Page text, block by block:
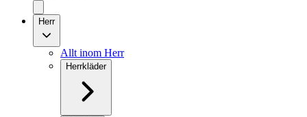
Herr
Allt inom Herr
Herrkläder